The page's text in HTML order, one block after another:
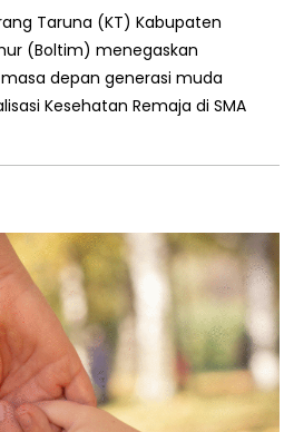
Taruna (KT) Kabupaten
(Boltim) menegaskan
depan generasi muda
Kesehatan Remaja di SMA